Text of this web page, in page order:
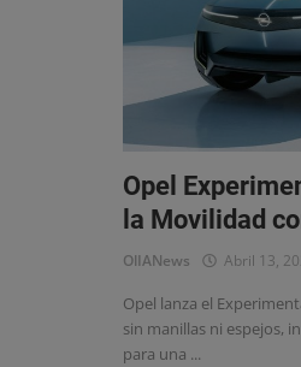
Opel
la Movilidad
OlIANews Abril 13,
Opel lanza el
sin manillas ni espejos,
para una ...